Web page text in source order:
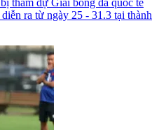
ra từ ngày 25 - 31.3 tại thành